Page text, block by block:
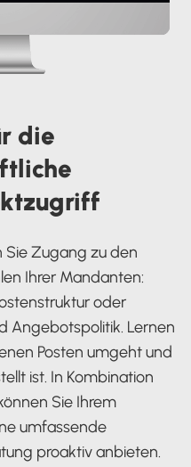
die
Zugang zu den
Ihrer Mandanten:
oder
Angebotspolitik. Lernen
Posten umgeht und
ist. In Kombination
Sie Ihrem
umfassende
proaktiv anbieten.